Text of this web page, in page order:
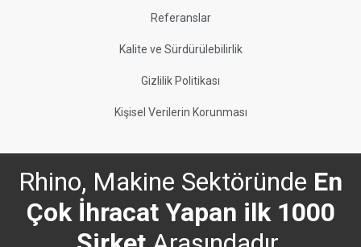
Referanslar
Kalite ve Sürdürülebilirlik
Gizlilik Politikası
Kişisel Verilerin Korunması
Rhino, Makine Sektöründe En
Çok İhracat Yapan ilk 1000